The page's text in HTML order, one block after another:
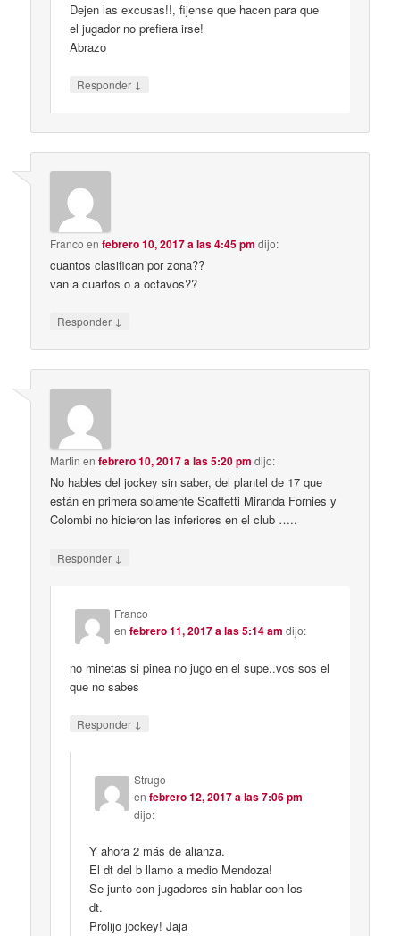
Dejen las excusas!!, fijense que hacen para que
el jugador no prefiera irse!
Abrazo
Responder ↓
Franco enfebrero 10, 2017 a las 4:45 pm dijo:
cuantos clasifican por zona??
van a cuartos o a octavos??
Responder ↓
Martin enfebrero 10, 2017 a las 5:20 pm dijo:
No hables del jockey sin saber, del plantel de 17 que
están en primera solamente Scaffetti Miranda Fornies y
Colombi no hicieron las inferiores en el club …..
Responder ↓
Franco
enfebrero 11, 2017 a las 5:14 am dijo:
no minetas si pinea no jugo en el supe..vos sos el
que no sabes
Responder ↓
Strugo
enfebrero 12, 2017 a las 7:06 pm
dijo:
Y ahora 2 más de alianza.
El dt del b llamo a medio Mendoza!
Se junto con jugadores sin hablar con los
dt.
Prolijo jockey! Jaja